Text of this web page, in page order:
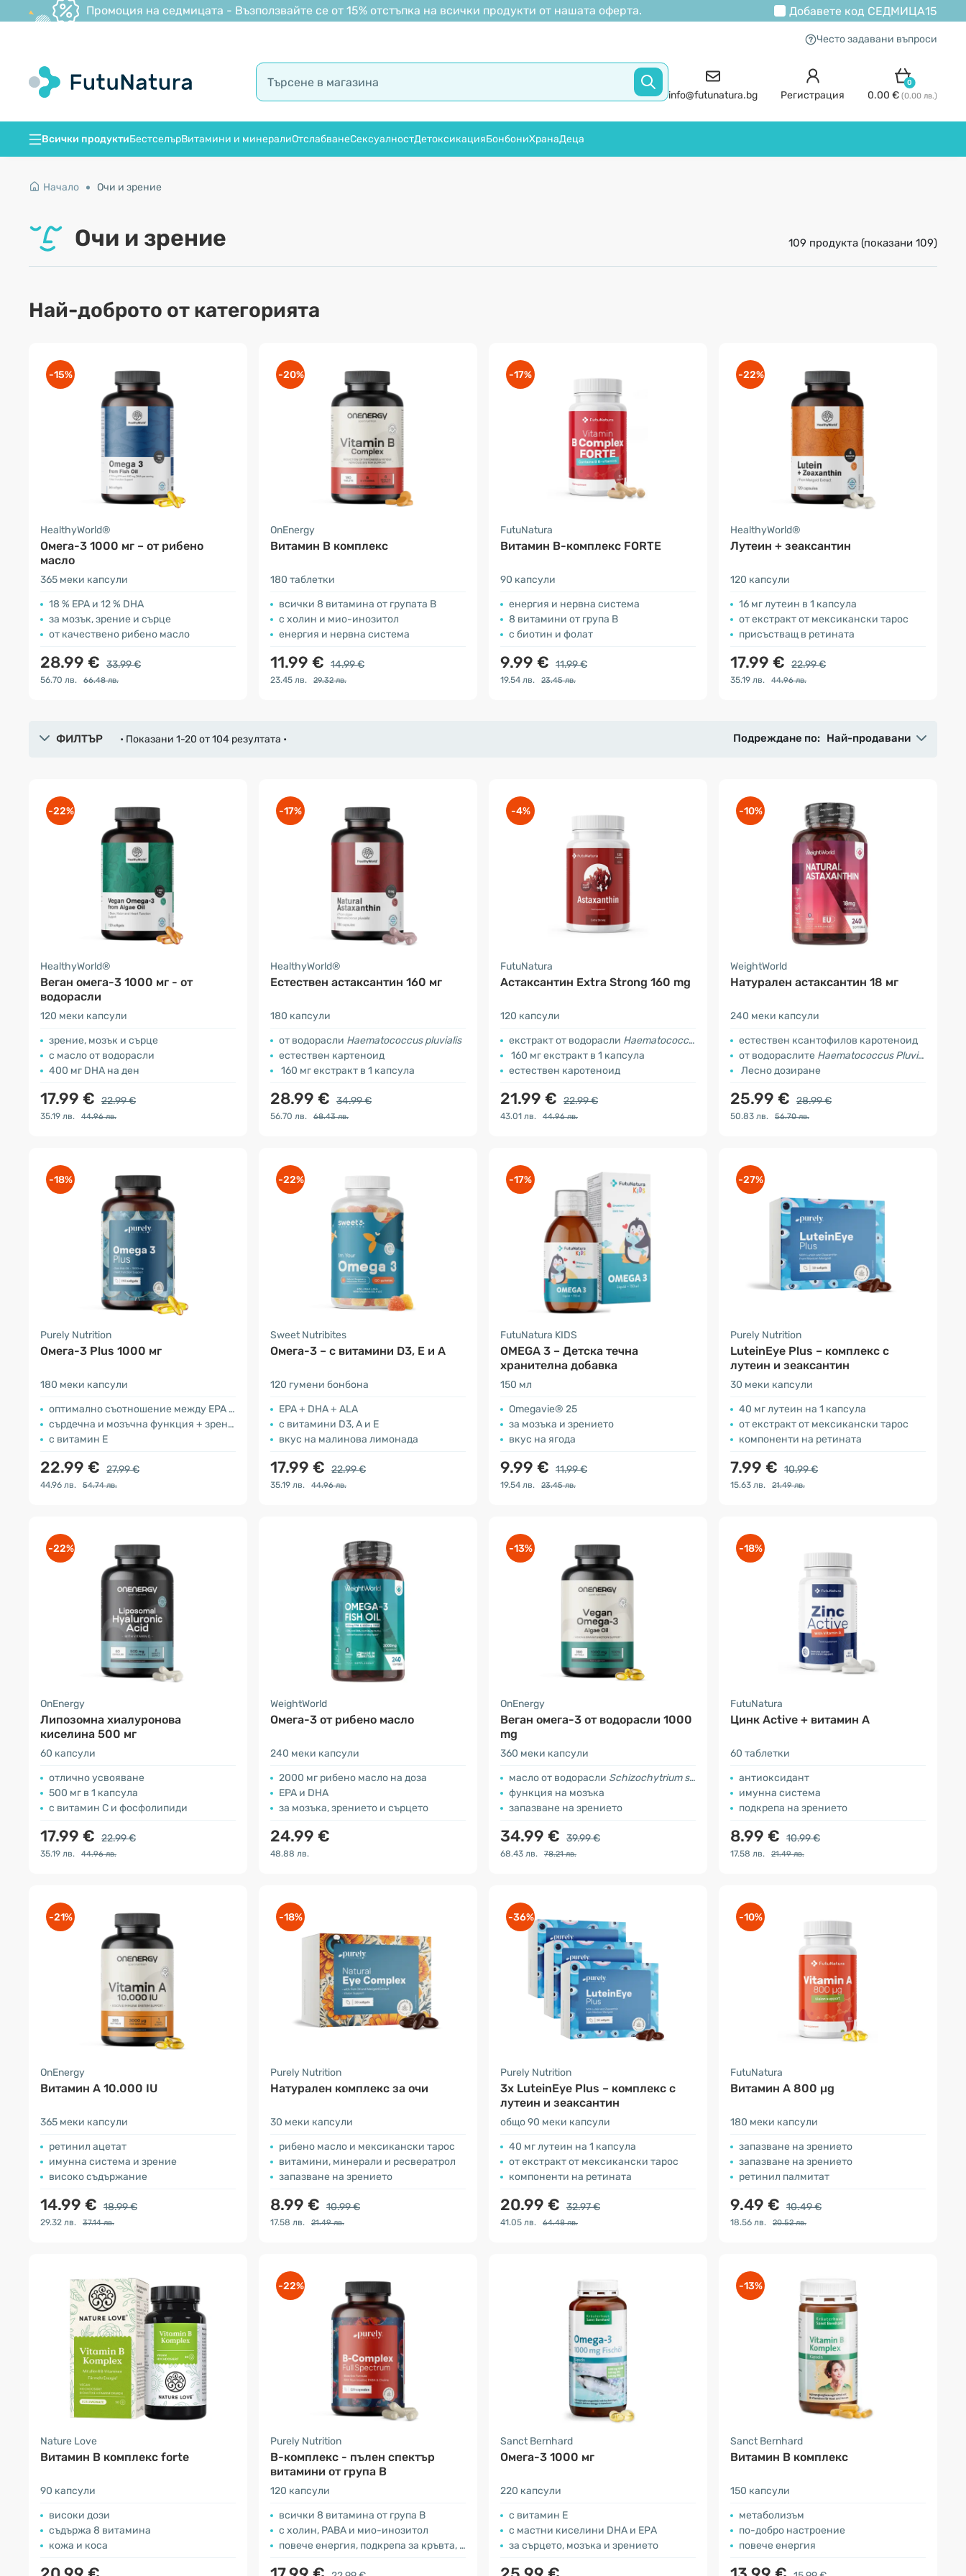
Промоция на седмицата - Възползвайте се от 15% отстъпка на всички продукти от нашата оферта. Добавете код СЕДМИЦА15
Често задавани въпроси
info@futunatura.bg Регистрация
0
0.00 € (0.00 лв.)
Всички продуктиБестселърВитамини и минералиОтслабванеСексуалностДетоксикацияБонбониХранаДеца
Начало Очи и зрение
Очи и зрение 109 продукта (показани 109)
Най-доброто от категорията
-15%
HealthyWorld®
Омега-3 1000 мг – от рибено
масло
365 меки капсули
18 % EPA и 12 % DHA
за мозък, зрение и сърце
от качествено рибено масло
28.99 € 33.99 €
56.70 лв. 66.48 лв.
-20%
OnEnergy
Витамин В комплекс
180 таблетки
всички 8 витамина от групата В
с холин и мио-инозитол
енергия и нервна система
11.99 € 14.99 €
23.45 лв. 29.32 лв.
-17%
FutuNatura
Витамин B-комплекс FORTE
90 капсули
енергия и нервна система
8 витамини от група В
с биотин и фолат
9.99 € 11.99 €
19.54 лв. 23.45 лв.
-22%
HealthyWorld®
Лутеин + зеаксантин
120 капсули
16 мг лутеин в 1 капсула
от екстракт от мексикански тарос
присъстващ в ретината
17.99 € 22.99 €
35.19 лв. 44.96 лв.
ФИЛТЪР • Показани 1-20 от 104 резултата • Подреждане по: Най-продавани
-22%
HealthyWorld®
Веган омега-3 1000 мг - от
водорасли
120 меки капсули
зрение, мозък и сърце
с масло от водорасли
400 мг DHA на ден
17.99 € 22.99 €
35.19 лв. 44.96 лв.
-17%
HealthyWorld®
Естествен астаксантин 160 мг
180 капсули
от водорасли Haematococcus pluvialis
естествен картеноид
160 мг екстракт в 1 капсула
28.99 € 34.99 €
56.70 лв. 68.43 лв.
-4%
FutuNatura
Астаксантин Extra Strong​ 160 mg
120 капсули
eкстракт от водорасли Haematococcus pluvialis
160 мг екстракт в 1 капсула
естествен каротеноид
21.99 € 22.99 €
43.01 лв. 44.96 лв.
-10%
WeightWorld
Натурален астаксантин 18 мг
240 меки капсули
естествен ксантофилов каротеноид
от водораслите Haematococcus Pluvialis
Лесно дозиране
25.99 € 28.99 €
50.83 лв. 56.70 лв.
-18%
Purely Nutrition
Омега-3 Plus 1000 мг
180 меки капсули
оптимално съотношение между EPA и DHA
сърдечна и мозъчна функция + зрение
с витамин Е
22.99 € 27.99 €
44.96 лв. 54.74 лв.
-22%
Sweet Nutribites
Омега-3 – с витамини D3, E и A
120 гумени бонбона
EPA + DHA + ALA
с витамини D3, A и E
вкус на малинова лимонада
17.99 € 22.99 €
35.19 лв. 44.96 лв.
-17%
FutuNatura KIDS
OMEGA 3 – Детска течна
хранителна добавка
150 мл
Omegavie® 25
за мозъка и зрението
вкус на ягода
9.99 € 11.99 €
19.54 лв. 23.45 лв.
-27%
Purely Nutrition
LuteinEye Plus – комплекс с
лутеин и зеаксантин
30 меки капсули
40 мг лутеин на 1 капсула
от екстракт от мексикански тарос
компоненти на ретината
7.99 € 10.99 €
15.63 лв. 21.49 лв.
-22%
OnEnergy
Липозомна хиалуронова
киселина 500 мг
60 капсули
отличнo усвояване
500 мг в 1 капсула
с витамин С и фосфолипиди
17.99 € 22.99 €
35.19 лв. 44.96 лв.
WeightWorld
Омега-3 от рибено маслo
240 меки капсули
2000 мг рибено масло на доза
EPA и DHA
за мозъка, зрението и сърцето
24.99 €
48.88 лв.
-13%
OnEnergy
Веган омега-3 от водорасли 1000
mg
360 меки капсули
масло от водорасли Schizochytrium sp
функция на мозъка
запазване на зрението
34.99 € 39.99 €
68.43 лв. 78.21 лв.
-18%
FutuNatura
Цинк Active + витамин A
60 таблетки
антиоксидант
имунна система
подкрепа на зрението
8.99 € 10.99 €
17.58 лв. 21.49 лв.
-21%
OnEnergy
Витамин А 10.000 IU
365 меки капсули
ретинил ацетат
имунна система и зрение
високо съдържание
14.99 € 18.99 €
29.32 лв. 37.14 лв.
-18%
Purely Nutrition
Натурален комплекс за очи
30 меки капсули
рибено масло и мексикански тарос
витамини, минерали и ресвератрол
запазване на зрението
8.99 € 10.99 €
17.58 лв. 21.49 лв.
-36%
Purely Nutrition
3x LuteinEye Plus – комплекс с
лутеин и зеаксантин
общо 90 меки капсули
40 мг лутеин на 1 капсула
от екстракт от мексикански тарос
компоненти на ретината
20.99 € 32.97 €
41.05 лв. 64.48 лв.
-10%
FutuNatura
Витамин A 800 µg
180 меки капсули
запазване на зрението
запазване на зрението
ретинил палмитат
9.49 € 10.49 €
18.56 лв. 20.52 лв.
Nature Love
Витамин B комплекс forte
90 капсули
високи дози
съдържа 8 витамина
кожа и коса
-22%
Purely Nutrition
В-комплекс - пълен спектър
витамини от група В
120 капсули
всички 8 витамина от група В
с холин, PABA и мио-инозитол
повече енергия, подкрепа за кръвта, мускулите, нервната система и др.
Sanct Bernhard
Омега-3 1000 мг
220 капсули
с витамин Е
с мастни киселини DHА и EPА
за сърцето, мозъка и зрението
-13%
Sanct Bernhard
Витамин В комплекс
150 капсули
метаболизъм
по-добро настроение
повече енергия